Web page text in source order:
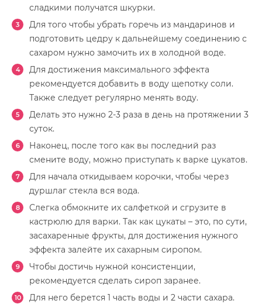
сладкими получатся шкурки.
Для того чтобы убрать горечь из мандаринов и
подготовить цедру к дальнейшему соединению с
сахаром нужно замочить их в холодной воде.
Для достижения максимального эффекта
рекомендуется добавить в воду щепотку соли.
Также следует регулярно менять воду.
Делать это нужно 2-3 раза в день на протяжении 3
суток.
Наконец, после того как вы последний раз
смените воду, можно приступать к варке цукатов.
Для начала откидываем корочки, чтобы через
дуршлаг стекла вся вода.
Слегка обмокните их салфеткой и сгрузите в
кастрюлю для варки. Так как цукаты – это, по сути,
засахаренные фрукты, для достижения нужного
эффекта залейте их сахарным сиропом.
Чтобы достичь нужной консистенции,
рекомендуется сделать сироп заранее.
Для него берется 1 часть воды и 2 части сахара.